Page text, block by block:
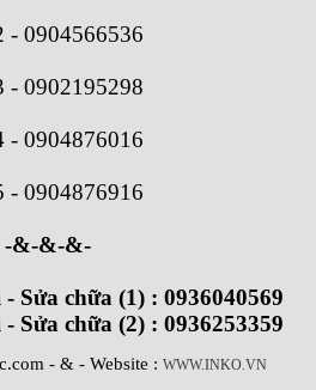
- 0904566536
- 0902195298
- 0904876016
- 0904876916
-&-&-&-
Sửa chữa (1) : 0936040569
Sửa chữa (2) : 0936253359
- & - Website : WWW.INKO.VN